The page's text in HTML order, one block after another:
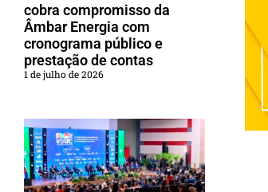
cobra compromisso da
Âmbar Energia com
cronograma público e
prestação de contas
1 de julho de 2026